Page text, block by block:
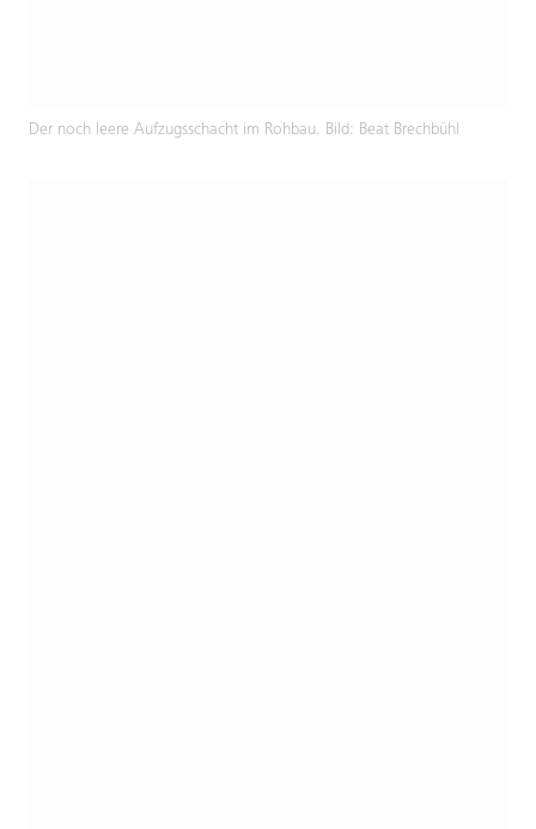
Der noch leere Aufzugsschacht im Rohbau. Bild: Beat Brechbühl